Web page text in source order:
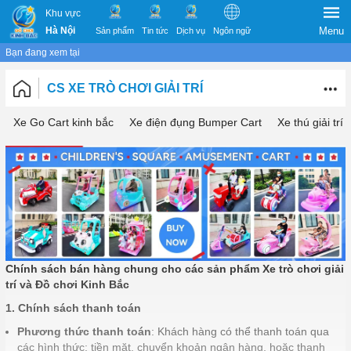
Khu vực
Hà Nội
Sản phẩm Tin tức Dịch vụ Ngôn ngữ Menu
Bạn đang xem tại
CS XE TRÒ CHƠI GIẢI TRÍ
Xe Go Cart kinh bắc Xe điện đụng Bumper Cart Xe thú giải trí
Chính sách bán hàng chung cho các sản phẩm Xe trò chơi giải
trí và Đồ chơi Kinh Bắc
1. Chính sách thanh toán
Phương thức thanh toán: Khách hàng có thể thanh toán qua
các hình thức: tiền mặt, chuyển khoản ngân hàng, hoặc thanh